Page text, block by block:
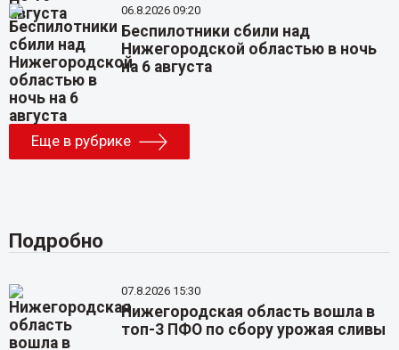
06.8.2026 09:20
Беспилотники сбили над
Нижегородской областью в ночь
на 6 августа
Еще в рубрике
Подробно
07.8.2026 15:30
Нижегородская область вошла в
топ-3 ПФО по сбору урожая сливы